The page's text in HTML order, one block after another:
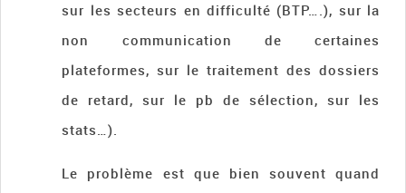
sur les secteurs en difficulté (BTP….), sur la
non communication de certaines
plateformes, sur le traitement des dossiers
de retard, sur le pb de sélection, sur les
stats…).
Le problème est que bien souvent quand